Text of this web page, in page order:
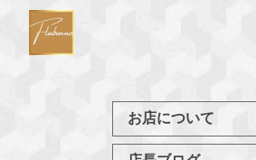
お店について